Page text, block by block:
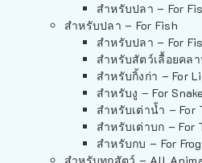
สำหรับปลา – For
สำหรับปลา – For Fish
สำหรับปลา – For
สำหรับสัตว์เลื้อยคล
สำหรับกิ้งก่า – For
สำหรับงู – For
สำหรับเต่าน้ำ – For
สำหรับเต่าบก – For
สำหรับกบ – For